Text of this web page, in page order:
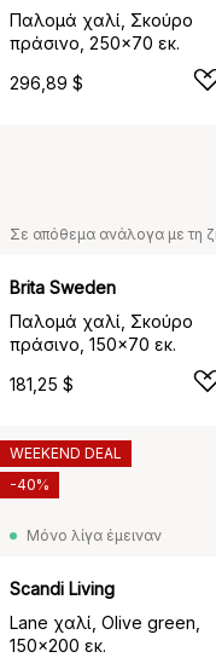
Παλομά χαλί, Σκούρο
πράσινο, 250x70 εκ.
296,89 $
Σε απόθεμα ανάλογα με τη
Brita Sweden
Παλομά χαλί, Σκούρο
πράσινο, 150x70 εκ.
181,25 $
Μόνο λίγα έμειναν
Scandi Living
Lane χαλί, Olive green,
150x200 εκ.
WEEKEND DEAL
-40%